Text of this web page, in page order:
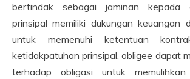
bertindak sebagai jaminan kepada
prinsipal memiliki dukungan keuangan
untuk memenuhi ketentuan
ketidakpatuhan prinsipal, obligee dapat
terhadap obligasi untuk